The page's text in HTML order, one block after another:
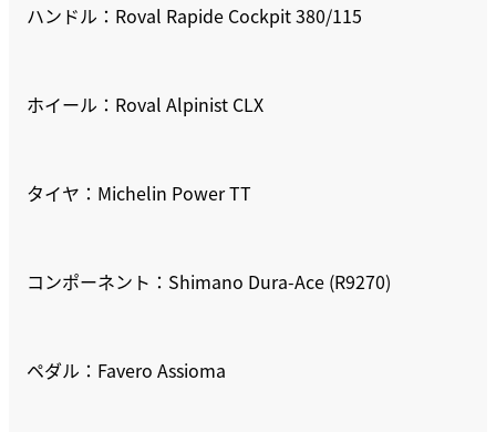
ハンドル：Roval Rapide Cockpit 380/115
ホイール：Roval Alpinist CLX
タイヤ：Michelin Power TT
コンポーネント：Shimano Dura-Ace (R9270)
ペダル：Favero Assioma